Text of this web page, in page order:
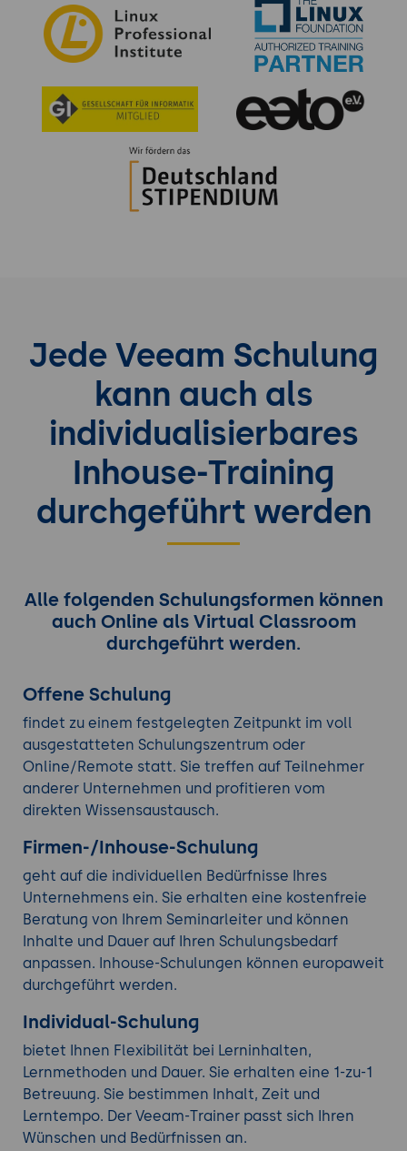
Jede Veeam Schulung
kann auch als
individualisierbares
Inhouse-Training
durchgeführt werden
Alle folgenden Schulungsformen können
auch Online als Virtual Classroom
durchgeführt werden.
Offene Schulung
findet zu einem festgelegten Zeitpunkt im voll
ausgestatteten Schulungszentrum oder
Online/Remote statt. Sie treffen auf Teilnehmer
anderer Unternehmen und profitieren vom
direkten Wissensaustausch.
Firmen-/Inhouse-Schulung
geht auf die individuellen Bedürfnisse Ihres
Unternehmens ein. Sie erhalten eine kostenfreie
Beratung von Ihrem Seminarleiter und können
Inhalte und Dauer auf Ihren Schulungsbedarf
anpassen. Inhouse-Schulungen können europaweit
durchgeführt werden.
Individual-Schulung
bietet Ihnen Flexibilität bei Lerninhalten,
Lernmethoden und Dauer. Sie erhalten eine 1-zu-1
Betreuung. Sie bestimmen Inhalt, Zeit und
Lerntempo. Der Veeam-Trainer passt sich Ihren
Wünschen und Bedürfnissen an.